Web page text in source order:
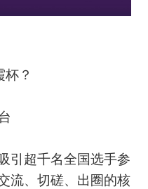
杯？
引超千名全国选手参
流、切磋、出圈的核